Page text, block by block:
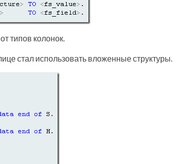
типов колонок.
стал использовать вложенные структуры.